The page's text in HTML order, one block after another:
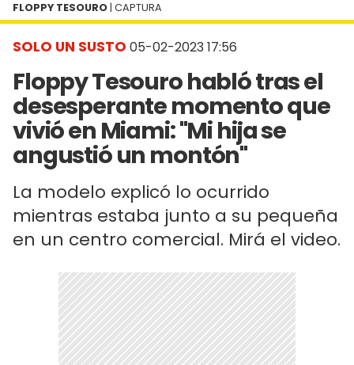
SOLO UN SUSTO 05-02-2023 17:56
Floppy Tesouro habló tras el
desesperante momento que
vivió en Miami: "Mi hija se
angustió un montón"
La modelo explicó lo ocurrido
mientras estaba junto a su pequeña
en un centro comercial. Mirá el video.
FLOPPY TESOURO | CAPTURA